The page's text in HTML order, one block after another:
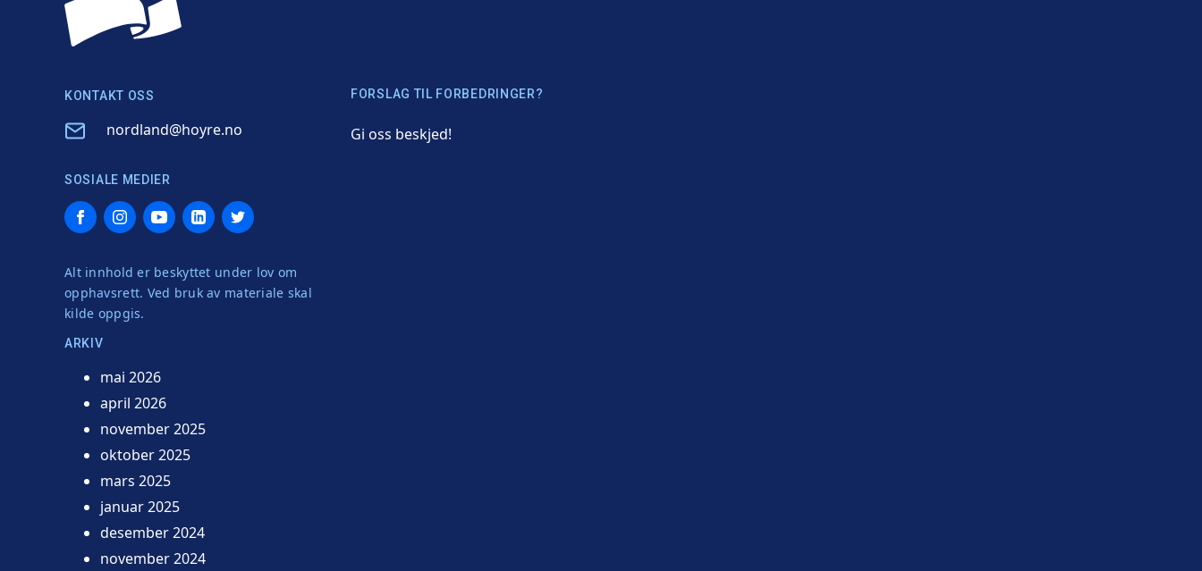
KONTAKT OSS
Email nordland@hoyre.no
SOSIALE MEDIER
FacebookInstagramYouTubeLinkedInTwitter
Alt innhold er beskyttet under lov om
opphavsrett. Ved bruk av materiale skal
kilde oppgis.
ARKIV
mai 2026
april 2026
november 2025
oktober 2025
mars 2025
januar 2025
desember 2024
november 2024
FORSLAG TIL FORBEDRINGER?
Gi oss beskjed!